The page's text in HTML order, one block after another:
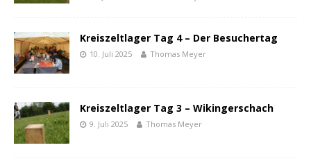
Kreiszeltlager Tag 4 – Der Besuchertag
10. Juli 2025 Thomas Meyer
Kreiszeltlager Tag 3 – Wikingerschach
9. Juli 2025 Thomas Meyer